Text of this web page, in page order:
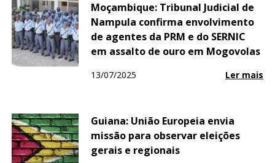
Moçambique: Tribunal Judicial de
Nampula confirma envolvimento
de agentes da PRM e do SERNIC
em assalto de ouro em Mogovolas
13/07/2025 Ler mais
Guiana: União Europeia envia
missão para observar eleições
gerais e regionais